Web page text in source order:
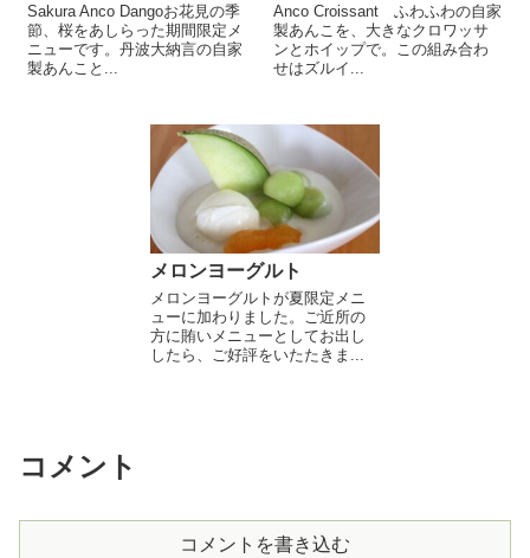
Sakura Anco Dangoお花見の季
節、桜をあしらった期間限定メ
ニューです。丹波大納言の自家
製あんこと...
Anco Croissant ふわふわの自家
製あんこを、大きなクロワッサ
ンとホイップで。この組み合わ
せはズルイ...
メロンヨーグルト
メロンヨーグルトが夏限定メニ
ューに加わりました。ご近所の
方に賄いメニューとしてお出し
したら、ご好評をいたたきま...
コメント
コメントを書き込む